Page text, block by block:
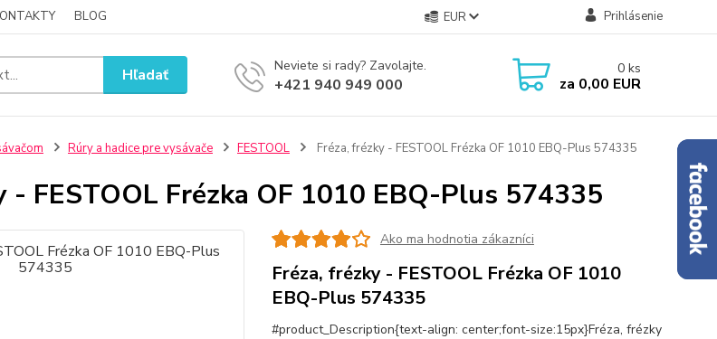
BLOG EUR Prihlásenie
Hľadať Neviete si rady? Zavolajte.
+421 940 949 000
0 ks
za 0,00 EUR
Rúry a hadice pre vysávače FESTOOL Fréza, frézky - FESTOOL Frézka OF 1010 EBQ-Plus 574335
- FESTOOL Frézka OF 1010 EBQ-Plus 574335
Ako ma hodnotia zákazníci
Fréza, frézky - FESTOOL Frézka OF 1010
EBQ-Plus 574335
#product_Description{text-align: center;font-size:15px}Fréza, frézky